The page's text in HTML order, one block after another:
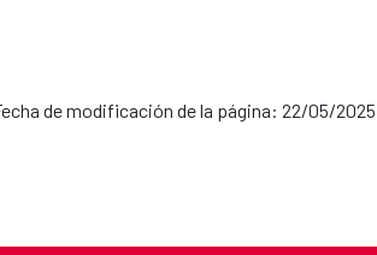
de modificación de la página: 22/05/2025